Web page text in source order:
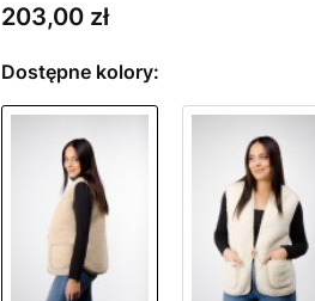
Cena
203,00 zł
Dostępne kolory: